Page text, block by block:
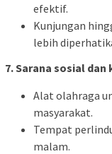
efektif.
Kunjungan
lebih
7. Sarana sosial dan
Alat olahraga
masyarakat.
Tempat
malam.